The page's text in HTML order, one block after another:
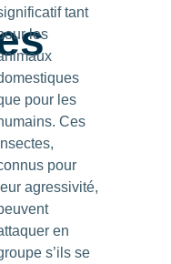
tant
les
pour les
Ces
pour
leur agressivité,
en
s’ils se